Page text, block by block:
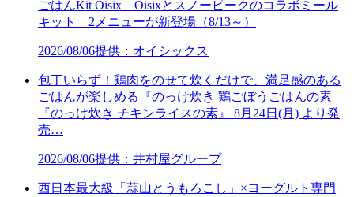
ごはんKit Oisix Oisixとスノーピークのコラボミール
キット 2メニューが新登場（8/13～）
2026/08/06提供：オイシックス
包丁いらず！鶏肉をのせて炊くだけで、満足感のある
ごはんが楽しめる『のっけ炊き 鶏ごぼうごはんの素
『のっけ炊き チキンライスの素』 8月24日(月) より発
売…
2026/08/06提供：井村屋グループ
西日本最大級「蒜山とうもろこし」×ヨーグルト専門